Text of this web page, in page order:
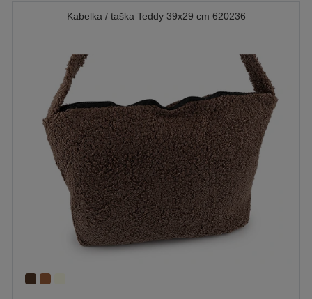
Kabelka / taška Teddy 39x29 cm 620236